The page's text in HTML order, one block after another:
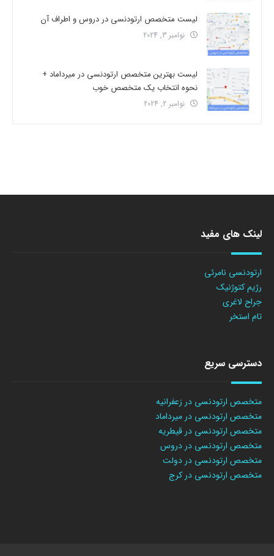
لیست متخصص ارتودنسی در دروس و اطراف آن
نوامبر 3, 2024
لیست بهترین متخصص ارتودنسی در میرداماد +
نحوه انتخاب یک متخصص خوب
نوامبر 2, 2024
لینک های مفید
ارتودنسی نامرئی
رژیم کتوژنیک
جراح لاغری
تام استخر
دسترسی سریع
متخصص ارتودنسی در زعفرانیه
متخصص ارتودنسی در میرداماد
متخصص ارتودنسی در قیطریه
متخصص ارتودنسی در دروس
متخصص ارتودنسی در دولت
متخصص ارتودنسی در کرج